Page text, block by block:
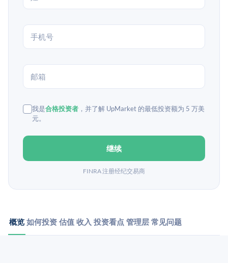
我是合格投资者 ，并了解 UpMarket 的最低投资额为 5 万美
元。
继续
FINRA 注册经纪交易商
概览 如何投资 估值 收入 投资看点 管理层 常见问题